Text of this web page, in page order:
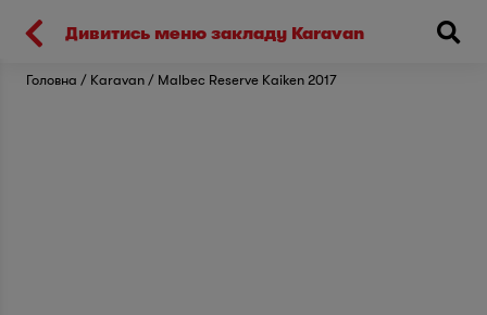
Киев
Головна Karavan Malbec Reserve Kaiken 2017
Дивитись меню закладу Karavan